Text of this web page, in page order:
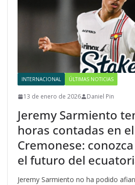
INTERNACIONAL ÚLTIMAS NOTICIAS
13 de enero de 2026 Daniel Pin
Jeremy Sarmiento
horas contadas en el
Cremonese:
el futuro del
Jeremy Sarmiento no ha podido